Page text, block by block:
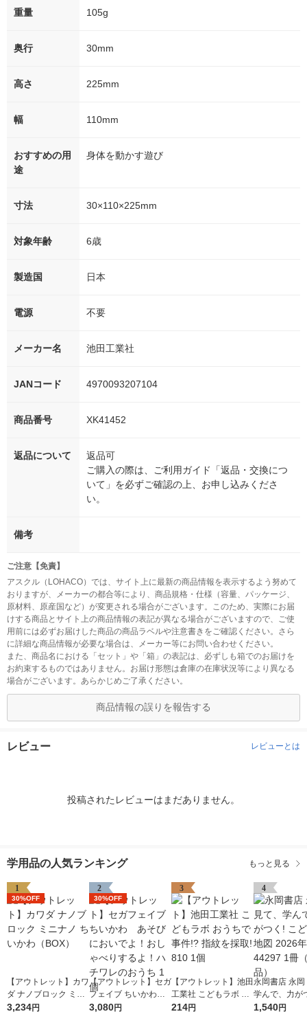
重量 105g
奥行 30mm
高さ 225mm
幅 110mm
おすすめの用
途
身体を動かす遊び
寸法 30×110×225mm
対象年齢 6歳
製造国 日本
電源 不要
メーカー名 池田工業社
JANコード 4970093207104
商品番号 XK41452
返品について
返品可
ご購入の際は、ご利用ガイド「返品・交換につ
いて」を必ずご確認の上、お申し込みくださ
い。
備考
ご注意【免責】
アスクル（LOHACO）では、サイト上に最新の商品情報を表示するよう努めて
おりますが、メーカーの都合等により、商品規格・仕様（容量、パッケージ、
原材料、原産国など）が変更される場合がございます。このため、実際にお届
けする商品とサイト上の商品情報の表記が異なる場合がございますので、ご使
用前には必ずお届けした商品の商品ラベルや注意書きをご確認ください。さら
に詳細な商品情報が必要な場合は、メーカー等にお問い合わせください。
また、商品名における「セット」や「箱」の表記は、必ずしも箱でのお届けを
お約束するものではありません。お届け形態は倉庫の在庫状況等により異なる
場合がございます。あらかじめご了承ください。
商品情報の誤りを報告する
レビュー レビューとは
投稿されたレビューはまだありません。
学用品の人気ランキング もっと見る
1
30%OFF
【アウトレット】カワ
ダ ナノブロック ミニ
ナノ ちいかわ（BO
3,234円
2
30%OFF
【アウトレット】セガ
フェイブ ちいかわ
あそびにおいでよ！お
3,080円
3
【アウトレット】池田
工業社 こどもラボ お
うちで事件!? 指紋を
214円
4
永岡書店 永岡
学んで、力が
ども日本地図
1,540円